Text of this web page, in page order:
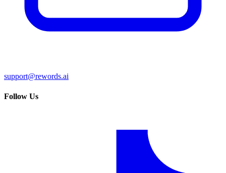
support@rewords.ai
Follow Us